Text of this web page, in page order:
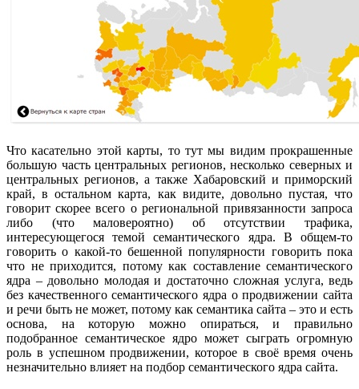
Что касательно этой карты, то тут мы видим прокрашенные
большую часть центральных регионов, несколько северных и
центральных регионов, а также Хабаровский и приморский
край, в остальном карта, как видите, довольно пустая, что
говорит скорее всего о региональной привязанности запроса
либо (что маловероятно) об отсутствии трафика,
интересующегося темой семантического ядра. В общем-то
говорить о какой-то бешенной популярности говорить пока
что не приходится, потому как составление семантического
ядра – довольно молодая и достаточно сложная услуга, ведь
без качественного семантического ядра о продвижении сайта
и речи быть не может, потому как семантика сайта – это и есть
основа, на которую можно опираться, и правильно
подобранное семантическое ядро может сыграть огромную
роль в успешном продвижении, которое в своё время очень
незначительно влияет на подбор семантического ядра сайта.